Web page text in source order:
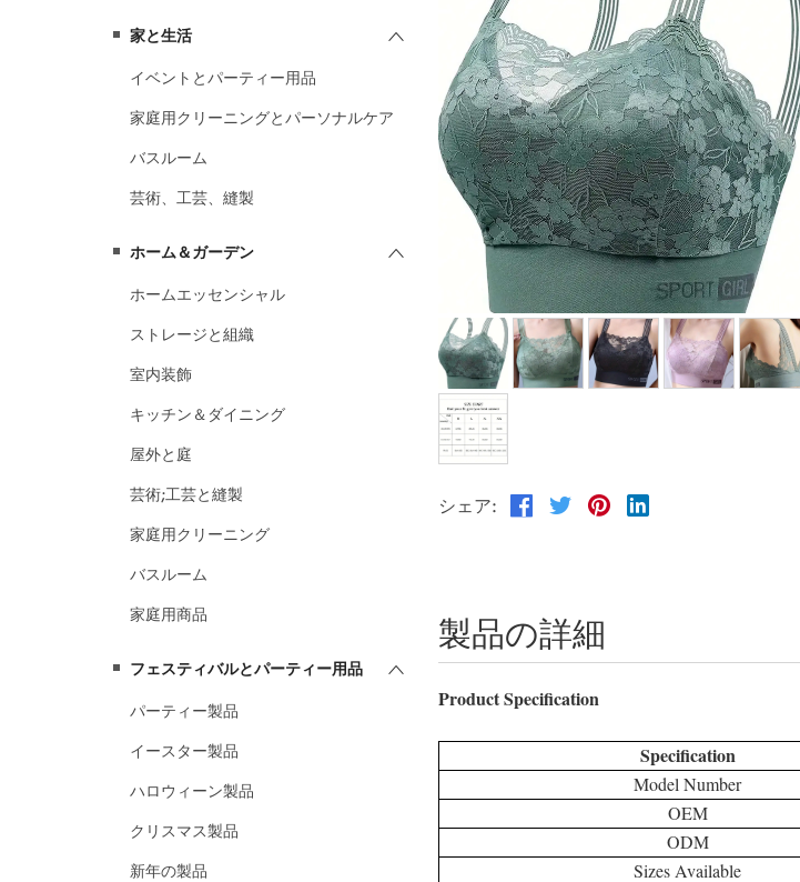
家と生活
イベントとパーティー用品
家庭用クリーニングとパーソナルケア
バスルーム
芸術、工芸、縫製
ホーム＆ガーデン
ホームエッセンシャル
ストレージと組織
室内装飾
キッチン＆ダイニング
屋外と庭
芸術;工芸と縫製
家庭用クリーニング
バスルーム
家庭用商品
フェスティバルとパーティー用品
パーティー製品
イースター製品
ハロウィーン製品
クリスマス製品
新年の製品
シェア:
製品の詳細